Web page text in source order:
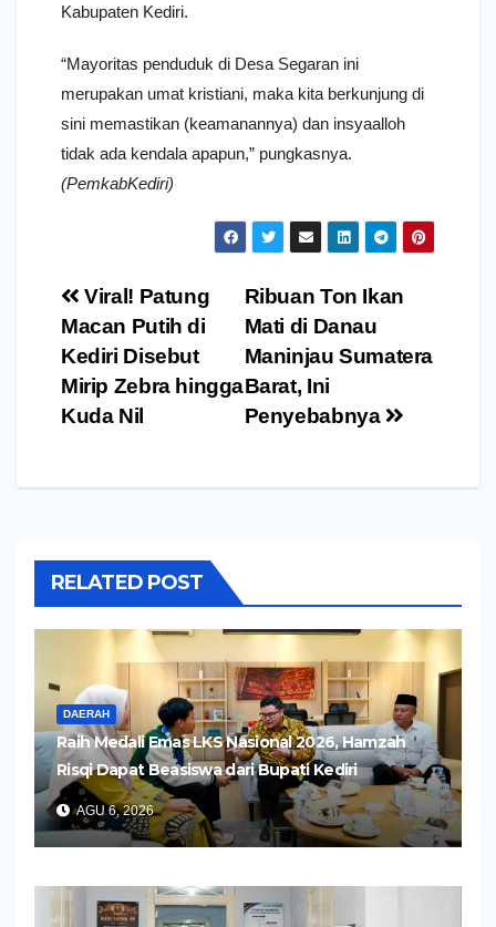
Kabupaten Kediri.
“Mayoritas penduduk di Desa Segaran ini
merupakan umat kristiani, maka kita berkunjung di
sini memastikan (keamanannya) dan insyaalloh
tidak ada kendala apapun,” pungkasnya.
(PemkabKediri)
Navigasi
pos
Ribuan Ton Ikan
Mati di Danau
Maninjau Sumatera
Barat, Ini
Penyebabnya
Viral! Patung
Macan Putih di
Kediri Disebut
Mirip Zebra hingga
Kuda Nil
RELATED POST
DAERAH
Raih Medali Emas LKS Nasional 2026, Hamzah
Risqi Dapat Beasiswa dari Bupati Kediri
AGU 6, 2026